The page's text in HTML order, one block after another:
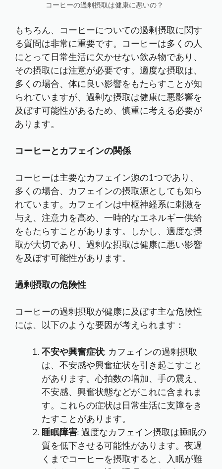
コーヒーの過剰摂取は健康に悪いの？
もちろん、コーヒーについての過剰摂取に関す
る質問は非常に重要です。コーヒーは多くの人
にとって日常生活に欠かせない飲み物であり、
その摂取には注意が必要です。適度な摂取は、
多くの場合、体に良い影響をもたらすことが知
られていますが、過剰な摂取は健康に悪影響を
及ぼす可能性があるため、慎重に考える必要が
あります。
コーヒーとカフェインの関係
コーヒーは主要なカフェイン源の1つであり、
多くの場合、カフェインの摂取源としても知ら
れています。カフェインは中枢神経系に刺激を
与え、注意力を高め、一時的なエネルギー供給
をもたらすことがあります。しかし、適度な摂
取が大切であり、過剰な摂取は健康に悪い影響
を及ぼす可能性があります。
過剰摂取の危険性
コーヒーの過剰摂取が健康に及ぼす主な危険性
には、以下のような要因が考えられます：
不安や興奮症状: カフェインの過剰摂取
は、不安感や興奮症状を引き起こすこと
があります。心拍数の増加、手の震え、
不安感、興奮状態などがこれに含まれま
す。これらの症状は日常生活に支障をき
たすことがあります。
睡眠障害: 過度なカフェイン摂取は睡眠の
質を低下させる可能性があります。夜遅
くまでコーヒーを摂取すると、入眠が難